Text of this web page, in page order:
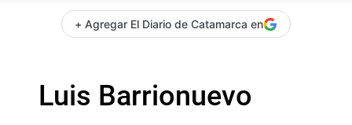
+ Agregar El Diario de Catamarca en
Luis Barrionuevo